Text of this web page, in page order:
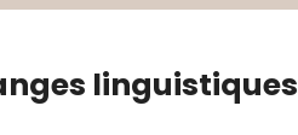
linguistiques